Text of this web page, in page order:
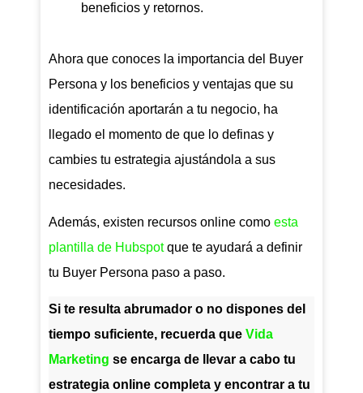
beneficios y retornos.
Ahora que conoces la importancia del Buyer
Persona y los beneficios y ventajas que su
identificación aportarán a tu negocio, ha
llegado el momento de que lo definas y
cambies tu estrategia ajustándola a sus
necesidades.
Además, existen recursos online como esta
plantilla de Hubspotque te ayudará a definir
tu Buyer Persona paso a paso.
Si te resulta abrumador o no dispones del
tiempo suficiente, recuerda que Vida
Marketing se encarga de llevar a cabo tu
estrategia online completa y encontrar a tu